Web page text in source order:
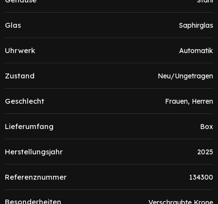
Glas Saphirglas
Uhrwerk Automatik
Zustand Neu/Ungetragen
Geschlecht Frauen, Herren
Lieferumfang Box
Herstellungsjahr 2025
Referenznummer 134300
Besonderheiten Verschraubte Krone